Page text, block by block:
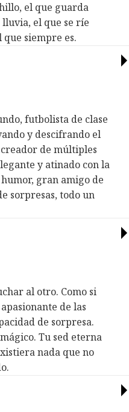
el que guarda
el que se ríe
siempre es.
futbolista de clase
y descifrando el
de múltiples
y atinado con la
gran amigo de
sorpresas, todo un
al otro. Como si
de las
de sorpresa.
Tu sed eterna
nada que no